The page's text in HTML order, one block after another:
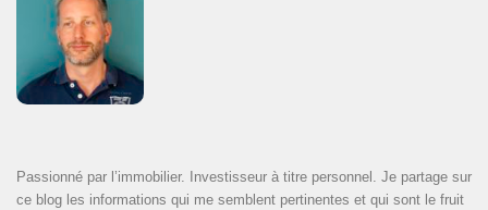
Passionné par l’immobilier. Investisseur à titre personnel. Je partage sur
ce blog les informations qui me semblent pertinentes et qui sont le fruit